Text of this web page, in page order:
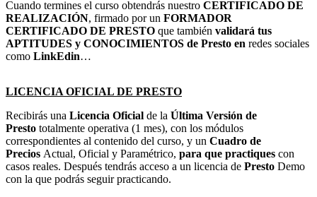
Cuando termines el curso obtendrás nuestro CERTIFICADO DE
REALIZACIÓN, firmado por un FORMADOR
CERTIFICADO DE PRESTO que también validará tus
APTITUDES y CONOCIMIENTOS de Presto en redes sociales
como LinkEdin…
LICENCIA OFICIAL DE PRESTO
Recibirás una Licencia Oficial de la Última Versión de
Presto totalmente operativa (1 mes), con los módulos
correspondientes al contenido del curso, y un Cuadro de
Precios Actual, Oficial y Paramétrico, para que practiques con
casos reales. Después tendrás acceso a un licencia de Presto Demo
con la que podrás seguir practicando.